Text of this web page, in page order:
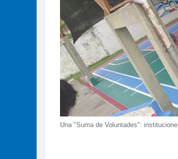
Una "Suma de Voluntades":